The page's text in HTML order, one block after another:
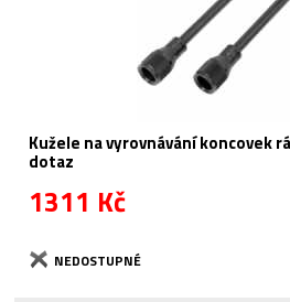
Kužele na vyrovnávání koncovek
dotaz
1311 Kč
NEDOSTUPNÉ